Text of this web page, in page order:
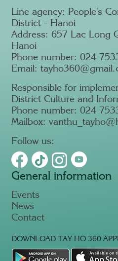
Line agency: People's
District - Hanoi
Address: 657 Lac Long
Hanoi
Phone number: 024
Email:
Responsible for
District Culture and
Phone number: 024
Mailbox:
Follow us:
General information
Events
News
Contact
DOWNLOAD TAY HO 360